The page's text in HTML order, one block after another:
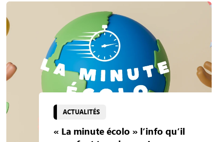
ACTUALITÉS
« La minute écolo » l’info qu’il